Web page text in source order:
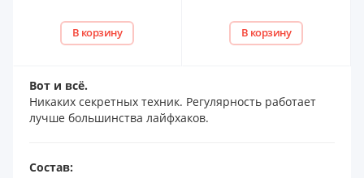
В корзину В корзину
Вот и всё.
Никаких секретных техник. Регулярность работает
лучше большинства лайфхаков.
Состав: